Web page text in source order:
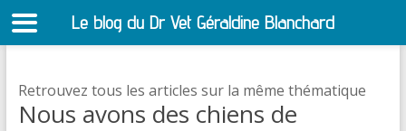
Retrouvez tous les articles sur la même thématique
Nous avons des chiens de
Le blog du Dr Vet Géraldine Blanchard